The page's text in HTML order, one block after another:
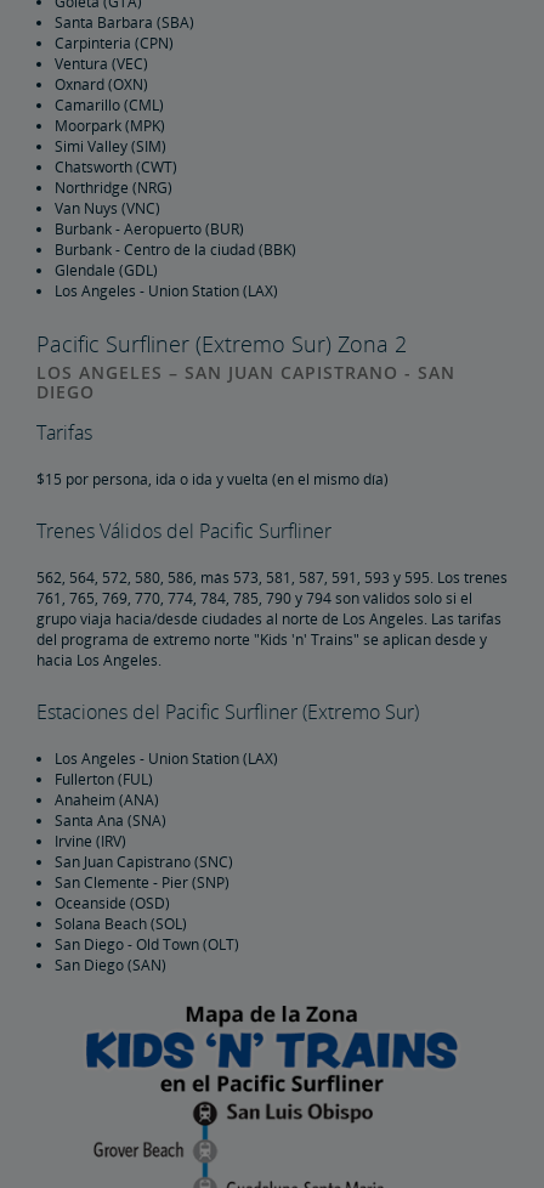
Descuento Gubernamental
Programa Corporativo
San Luis Obispo (SLO)
Grover Beach (GVB)
Guadalupe - Santa Maria (GUA)
Surf/Lompoc (LPS)
Goleta (GTA)
Santa Barbara (SBA)
Carpinteria (CPN)
Ventura (VEC)
Oxnard (OXN)
Camarillo (CML)
Moorpark (MPK)
Simi Valley (SIM)
Chatsworth (CWT)
Northridge (NRG)
Van Nuys (VNC)
Burbank - Centro de la ciudad (BBK)
Glendale (GDL)
Los Angeles - Union Station (LAX)
Pacific Surfliner (Extremo Sur) Zona 2
DIEGO
Tarifas
$15 por persona, ida o ida y vuelta (en el mismo día)
Trenes Válidos del Pacific Surfliner
562, 564, 572, 580, 586, más 573, 581, 587, 591, 593 y 595. Los trenes
grupo viaja hacia/desde ciudades al norte de Los Angeles. Las tarifas
hacia Los Angeles.
Estaciones del Pacific Surfliner (Extremo Sur)
Los Angeles - Union Station (LAX)
Fullerton (FUL)
Anaheim (ANA)
Santa Ana (SNA)
Irvine (IRV)
San Juan Capistrano (SNC)
San Clemente - Pier (SNP)
San Diego - Old Town (OLT)
San Diego (SAN)